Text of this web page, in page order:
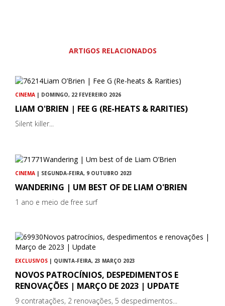
ARTIGOS RELACIONADOS
CINEMA | DOMINGO, 22 FEVEREIRO 2026
LIAM O'BRIEN | FEE G (RE-HEATS & RARITIES)
Silent killer...
CINEMA | SEGUNDA-FEIRA, 9 OUTUBRO 2023
WANDERING | UM BEST OF DE LIAM O'BRIEN
1 ano e meio de free surf
EXCLUSIVOS | QUINTA-FEIRA, 23 MARÇO 2023
NOVOS PATROCÍNIOS, DESPEDIMENTOS E
RENOVAÇÕES | MARÇO DE 2023 | UPDATE
9 contratações, 2 renovações, 5 despedimentos...